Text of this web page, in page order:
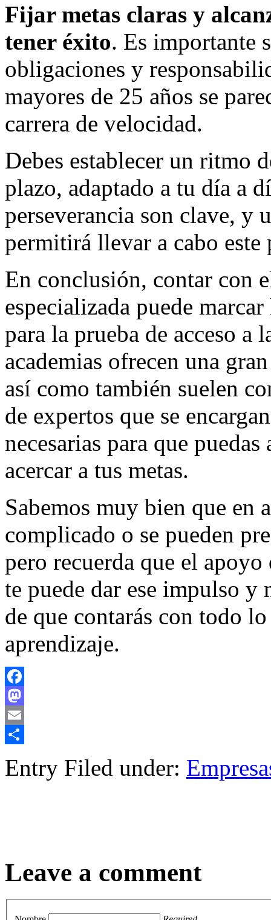
Fijar metas claras y
tener éxito. Es importante
obligaciones y
mayores de 25 años se
carrera de velocidad.
Debes establecer un ritmo
plazo, adaptado a tu día a
perseverancia son clave, y
permitirá llevar a cabo este
En conclusión, contar con
especializada puede
para la prueba de acceso a
academias ofrecen una
así como también suelen
de expertos que se
necesarias para que
acercar a tus metas.
Sabemos muy bien que en
complicado o se pueden
pero recuerda que el apoyo
te puede dar ese impulso y
de que contarás con todo
aprendizaje.
Facebook
Mastodon
Email
Entry Filed under:
Leave a comment